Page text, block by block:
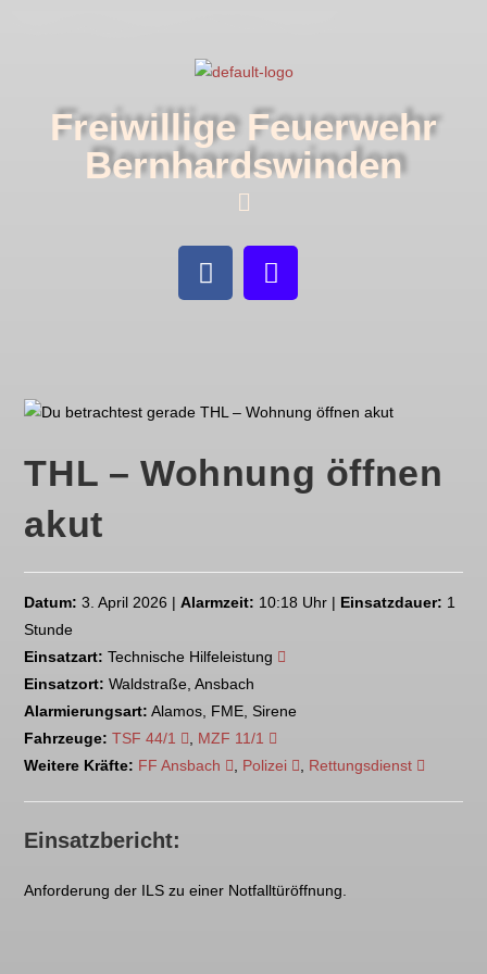
Freiwillige Feuerwehr
Bernhardswinden
THL – Wohnung öffnen
akut
Datum: 3. April 2026 |Alarmzeit: 10:18 Uhr | Einsatzdauer: 1
Stunde
Einsatzart: Technische Hilfeleistung
Einsatzort: Waldstraße, Ansbach
Alarmierungsart: Alamos, FME, Sirene
Fahrzeuge: TSF 44/1
MZF 11/1
Weitere Kräfte: FF Ansbach Polizei Rettungsdienst
Einsatzbericht:
Anforderung der ILS zu einer Notfalltüröffnung.